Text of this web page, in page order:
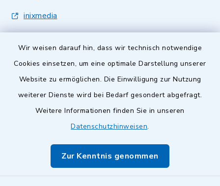
Wir weisen darauf hin, dass wir technisch notwendige
Cookies einsetzen, um eine optimale Darstellung unserer
Website zu ermöglichen. Die Einwilligung zur Nutzung
weiterer Dienste wird bei Bedarf gesondert abgefragt.
Weitere Informationen finden Sie in unseren
Datenschutzhinweisen.
Zur Kenntnis genommen
inixmedia
Barrierefreiheit
Impressum